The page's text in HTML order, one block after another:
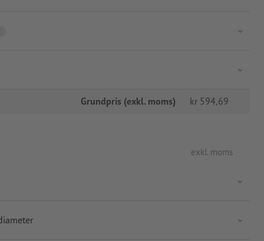
Grundpris (exkl. moms) kr 594,69
exkl. moms